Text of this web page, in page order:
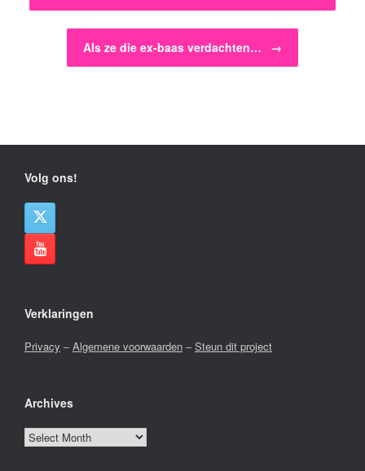
Als ze die ex-baas verdachten… →
Volg ons!
Verklaringen
Privacy –Algemene voorwaarden –Steun dit project
Archives
Archives